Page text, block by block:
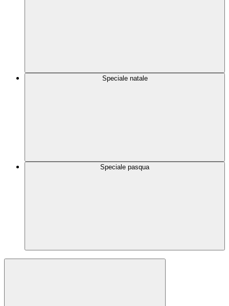
Speciale natale
Speciale pasqua